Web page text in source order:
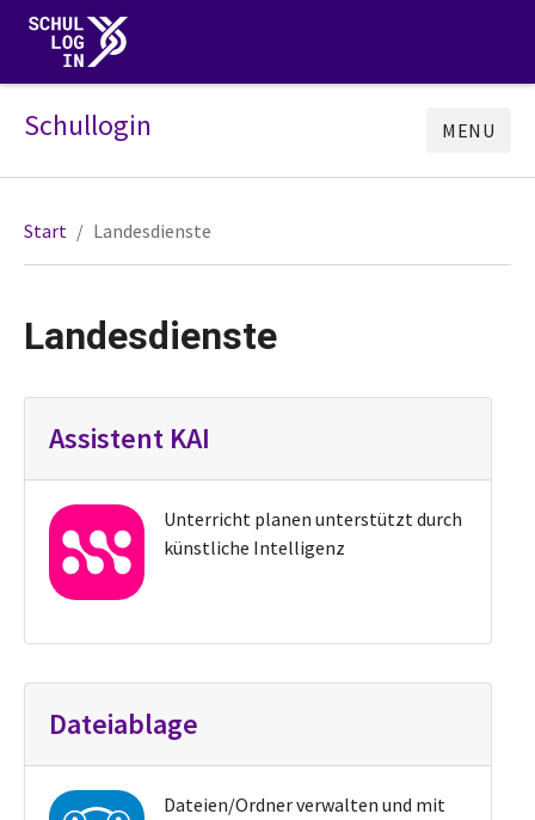
Schullogin MENU
Start Landesdienste
Landesdienste
Assistent KAI
Unterricht planen unterstützt durch
künstliche Intelligenz
Dateiablage
Dateien/Ordner verwalten und mit